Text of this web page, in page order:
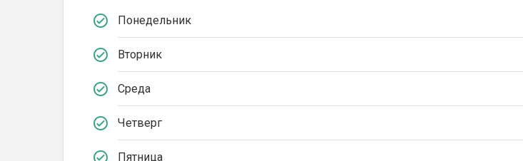
Понедельник
Вторник
Среда
Четверг
Пятница